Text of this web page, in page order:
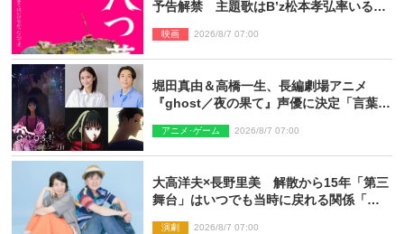
予告解禁 主題歌はB’z松本孝弘率いる
映画 2026/8/7 07:00
堀田真由＆高橋一生、長編劇場アニメ
『ghost／夜の果て』声優に決定「言葉に
た」
アニメ･ゲーム 2026/8/7 07:00
大高洋夫×長野里美 解散から15年「第三
舞台」はいつでも当時に戻れる関係「や
演劇 2026/8/7 07:00